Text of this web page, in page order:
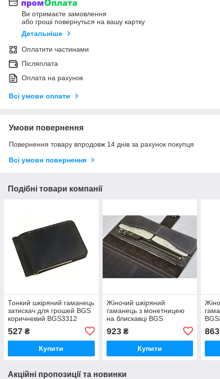
Ви отримаєте замовлення
або гроші повернуться на вашу картку
Детальніше
Оплатити частинами
Післяплата
Оплата на рахунок
Всі умови оплати
Умови повернення
Повернення товару впродовж 14 днів за рахунок покупця
Всі умови повернення
Подібні товари компанії
Тонкий шкіряний гаманець
затискач для грошей BGS
коричневий BGS3312
527 ₴
Купити
Жіночий шкіряний
гаманець з монетницею
на блискавці BGS
923₴
Купити
863
Акційні пропозиції та новинки